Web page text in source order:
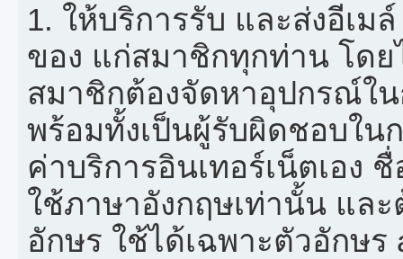
1. ให้บริการรับ และส่งอีเม
ของ แก่สมาชิกทุกท่าน โด
สมาชิกต้องจัดหาอุปกรณ์ใน
พร้อมทั้งเป็นผู้รับผิดชอบใน
ค่าบริการอินเทอร์เน็ตเอง
ใช้ภาษาอังกฤษเท่านั้น แล
อักษร ใช้ได้เฉพาะตัวอักษร